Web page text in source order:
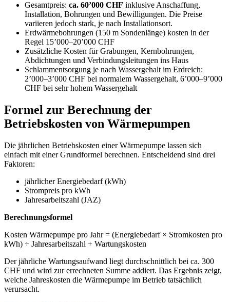
Gesamtpreis: ca. 60’000 CHF inklusive Anschaffung,
Installation, Bohrungen und Bewilligungen. Die Preise
variieren jedoch stark, je nach Installationsort.
Erdwärmebohrungen (150 m Sondenlänge) kosten in der
Regel 15’000–20’000 CHF
Zusätzliche Kosten für Grabungen, Kernbohrungen,
Abdichtungen und Verbindungsleitungen ins Haus
Schlammentsorgung je nach Wassergehalt im Erdreich:
2’000–3’000 CHF bei normalem Wassergehalt, 6’000–9’000
CHF bei sehr hohem Wassergehalt
Formel zur Berechnung der
Betriebskosten von Wärmepumpen
Die jährlichen Betriebskosten einer Wärmepumpe lassen sich
einfach mit einer Grundformel berechnen. Entscheidend sind drei
Faktoren:
jährlicher Energiebedarf (kWh)
Strompreis pro kWh
Jahresarbeitszahl (JAZ)
Berechnungsformel
Kosten Wärmepumpe pro Jahr = (Energiebedarf × Stromkosten pro
kWh) ÷ Jahresarbeitszahl + Wartungskosten
Der jährliche Wartungsaufwand liegt durchschnittlich bei ca. 300
CHF und wird zur errechneten Summe addiert. Das Ergebnis zeigt,
welche Jahreskosten die Wärmepumpe im Betrieb tatsächlich
verursacht.